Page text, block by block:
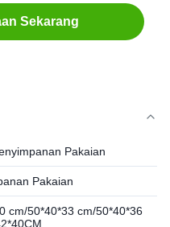
Sekarang
Pakaian
Pakaian
cm/50*40*33 cm/50*40*36